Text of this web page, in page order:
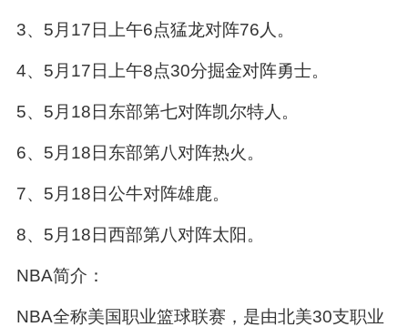
3、5月17日上午6点猛龙对阵76人。
4、5月17日上午8点30分掘金对阵勇士。
5、5月18日东部第七对阵凯尔特人。
6、5月18日东部第八对阵热火。
7、5月18日公牛对阵雄鹿。
8、5月18日西部第八对阵太阳。
NBA简介：
NBA全称美国职业篮球联赛，是由北美30支职业